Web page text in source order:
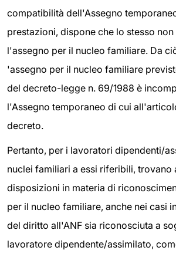
compatibilità dell'Assegno
prestazioni, dispone che lo stesso
l'assegno per il nucleo familiare. Da
'assegno per il nucleo familiare
del decreto-legge n. 69/1988 è
l'Assegno temporaneo di cui
decreto.
Pertanto, per i lavoratori dipendenti/
nuclei familiari a essi riferibili, trovano
disposizioni in materia di
per il nucleo familiare, anche nei casi
del diritto all'ANF sia riconosciuta a
lavoratore dipendente/assimilato,